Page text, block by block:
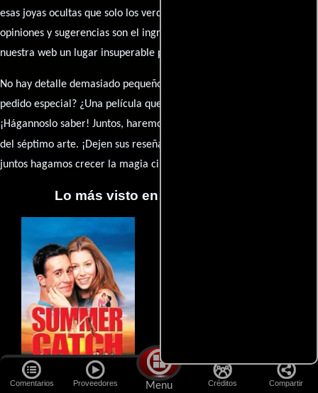
Comentarios Proveedores Menu Créditos Compartir
esas joyas ocultas que solo los verdaderos fanáticos conocen. Sus
opiniones y sugerencias son el ingrediente secreto que hará de
nuestra web un lugar insuperable para los amantes del celuloide.
No hay detalle demasiado pequeño ni opinión insignificante. ¿Algún
pedido especial? ¿Una película que sueñas con ver reseñada?
¡Hágannoslo saber! Juntos, haremos de esta comunidad el epicentro
del séptimo arte. ¡Dejen sus reseña en la
juntos hagamos crecer la magia cinematográfica!
Lo más visto en Cineyseries.net